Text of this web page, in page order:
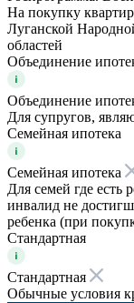
На покупку
Луганской
областей
Объединение
Объединение
Для супругов,
Семейная ипотека
Семейная ипотека
Для семей где есть
инвалид не
ребенка (при
Стандартная
Стандартная
Обычные условия